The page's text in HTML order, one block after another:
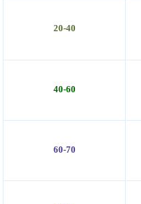
20-40
40-60
60-70